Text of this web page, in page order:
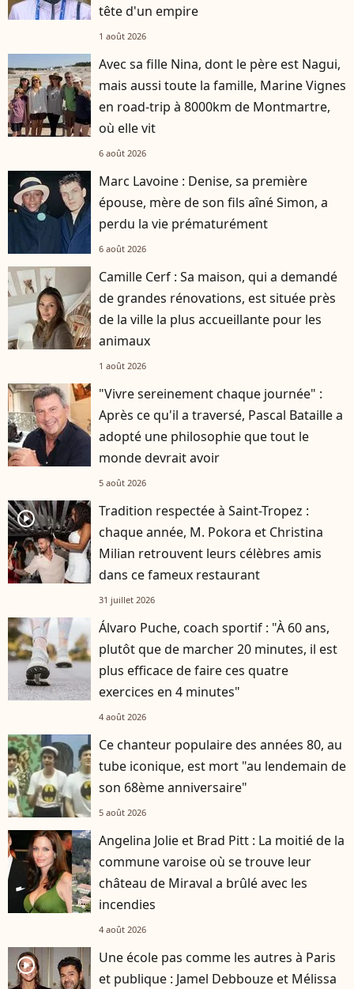
tête d'un empire
1 août 2026
Avec sa fille Nina, dont le père est Nagui,
mais aussi toute la famille, Marine Vignes
en road-trip à 8000km de Montmartre,
où elle vit
6 août 2026
Marc Lavoine : Denise, sa première
épouse, mère de son fils aîné Simon, a
perdu la vie prématurément
6 août 2026
Camille Cerf : Sa maison, qui a demandé
de grandes rénovations, est située près
de la ville la plus accueillante pour les
animaux
1 août 2026
"Vivre sereinement chaque journée" :
Après ce qu'il a traversé, Pascal Bataille a
adopté une philosophie que tout le
monde devrait avoir
5 août 2026
player2
Tradition respectée à Saint-Tropez :
chaque année, M. Pokora et Christina
Milian retrouvent leurs célèbres amis
dans ce fameux restaurant
31 juillet 2026
Álvaro Puche, coach sportif : "À 60 ans,
plutôt que de marcher 20 minutes, il est
plus efficace de faire ces quatre
exercices en 4 minutes"
4 août 2026
Ce chanteur populaire des années 80, au
tube iconique, est mort "au lendemain de
son 68ème anniversaire"
5 août 2026
Angelina Jolie et Brad Pitt : La moitié de la
commune varoise où se trouve leur
château de Miraval a brûlé avec les
incendies
4 août 2026
player2
Une école pas comme les autres à Paris
et publique : Jamel Debbouze et Mélissa